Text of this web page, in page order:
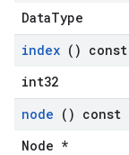
DataType
index () const
int32
node () const
Node *